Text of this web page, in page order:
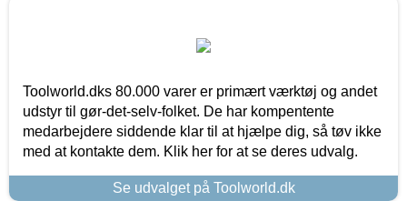
Toolworld.dks 80.000 varer er primært værktøj og andet
udstyr til gør-det-selv-folket. De har kompentente
medarbejdere siddende klar til at hjælpe dig, så tøv ikke
med at kontakte dem. Klik her for at se deres udvalg.
Se udvalget på Toolworld.dk